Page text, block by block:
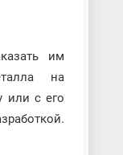
им
на
или с его